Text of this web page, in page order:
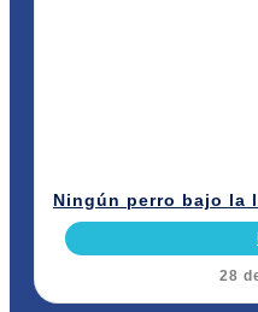
Ningún perro bajo la
28